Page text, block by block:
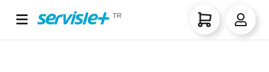
TR